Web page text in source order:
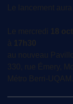
Le lancement aura
Le mercredi 18
à
17h30
au nouveau
330, rue Émery,
Métro Berri-UQAM.